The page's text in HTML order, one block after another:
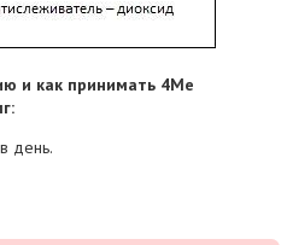
и как принимать 4Me
день.